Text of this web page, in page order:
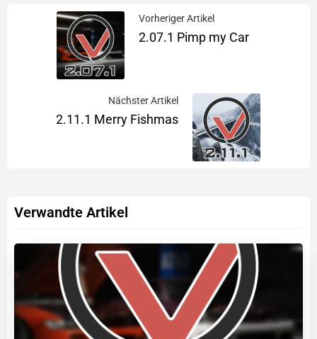
Vorheriger Artikel
2.07.1 Pimp my Car
Nächster Artikel
2.11.1 Merry Fishmas
Verwandte Artikel